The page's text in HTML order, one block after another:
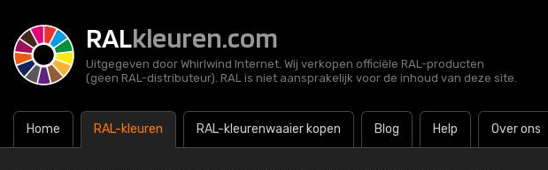
RALkleuren.com
Uitgegeven door Whirlwind Internet. Wij verkopen officiële RAL-producten
(geen RAL-distributeur). RAL is niet aansprakelijk voor de inhoud van deze site.
Home RAL-kleuren RAL-kleurenwaaier kopen Blog Help Over ons